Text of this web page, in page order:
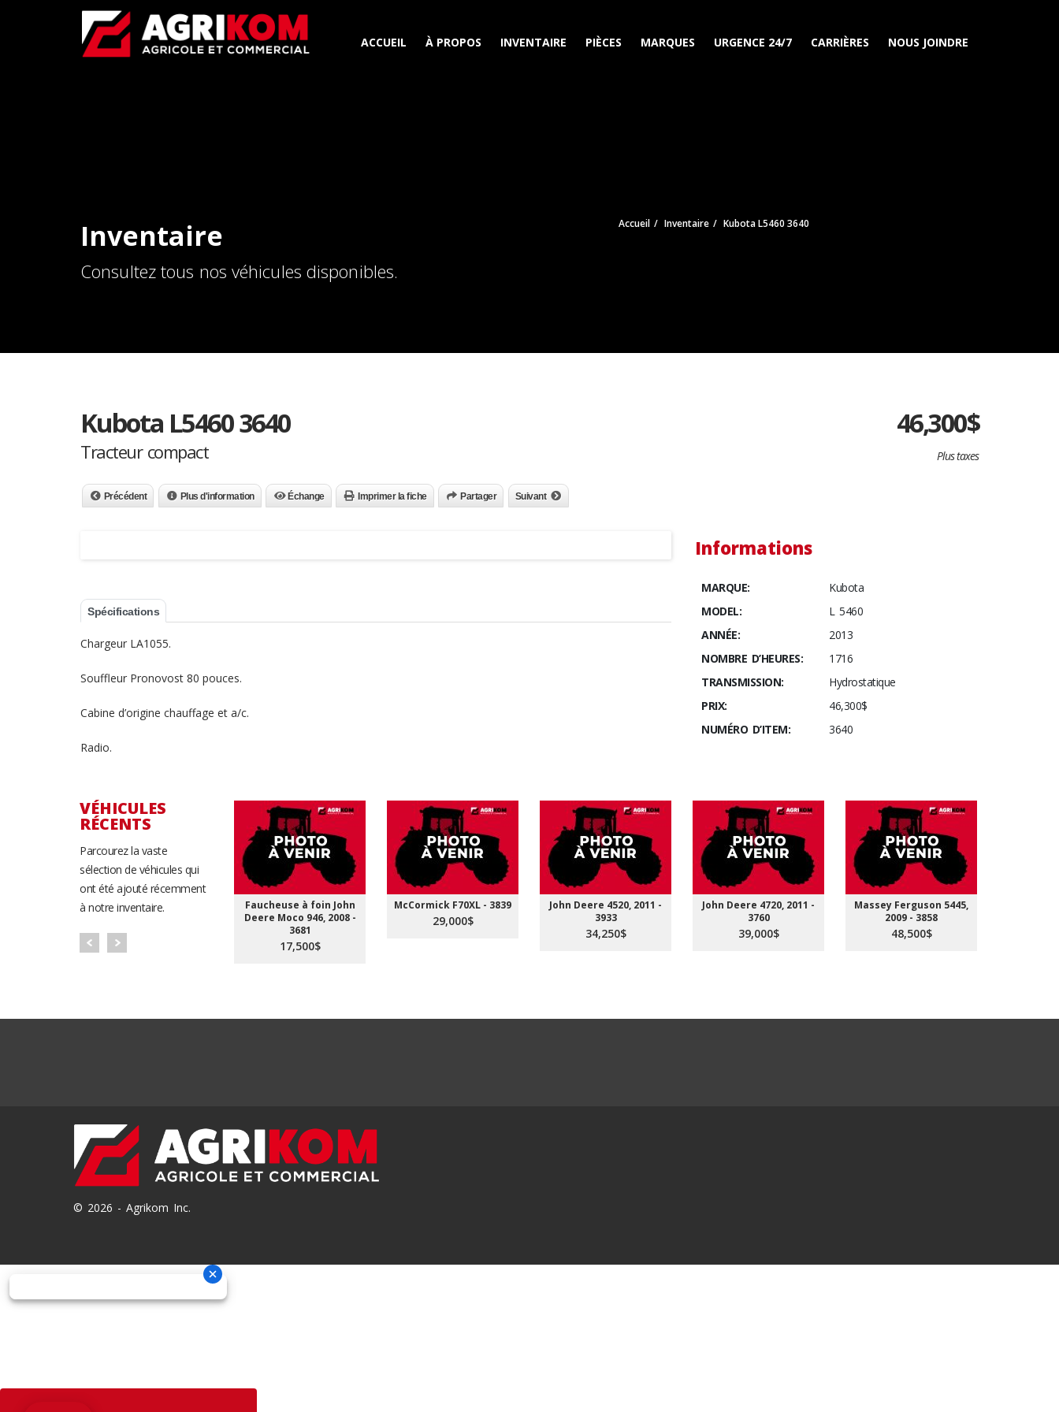
ACCUEIL À PROPOS INVENTAIRE PIÈCES MARQUES URGENCE 24/7 CARRIÈRES NOUS JOINDRE
Inventaire
Consultez tous nos véhicules disponibles.
Accueil Inventaire Kubota L5460 3640
Kubota L5460 3640
Tracteur compact
46,300$
Plus taxes
Précédent Plus d'information Échange Imprimer la fiche Partager Suivant
Spécifications
Chargeur LA1055.
Souffleur Pronovost 80 pouces.
Cabine d’origine chauffage et a/c.
Radio.
Informations
MARQUE:
Kubota
MODEL:
L 5460
ANNÉE:
2013
NOMBRE D’HEURES:
1716
TRANSMISSION:
Hydrostatique
PRIX:
46,300$
NUMÉRO D’ITEM:
3640
VÉHICULES
RÉCENTS
Parcourez la vaste
sélection de véhicules qui
ont été ajouté récemment
à notre inventaire.
Faucheuse à foin John
Deere Moco 946, 2008 -
3681
17,500$
McCormick F70XL - 3839
29,000$
John Deere 4520, 2011 -
3933
34,250$
John Deere 4720, 2011 -
3760
39,000$
Massey Ferguson 5445,
2009 - 3858
48,500$
© 2026 - Agrikom Inc.